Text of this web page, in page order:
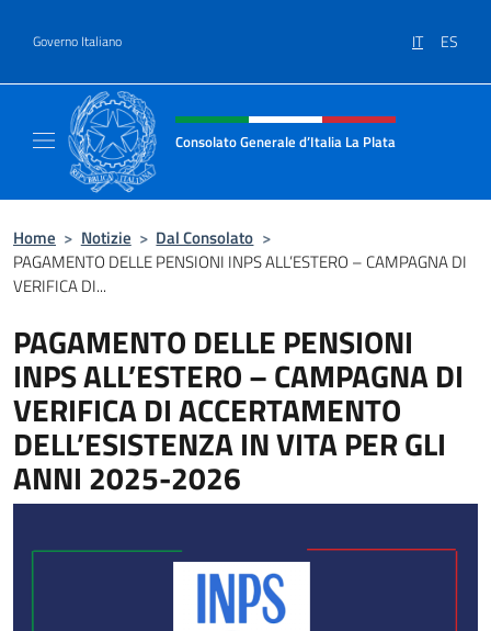
Governo Italiano IT ES
Intestazione sito, social e menù
Consolato Generale d’Italia La Plata
Home > Notizie > Dal Consolato >
PAGAMENTO DELLE PENSIONI INPS ALL’ESTERO – CAMPAGNA DI
VERIFICA DI...
PAGAMENTO DELLE PENSIONI
INPS ALL’ESTERO – CAMPAGNA DI
VERIFICA DI ACCERTAMENTO
DELL’ESISTENZA IN VITA PER GLI
ANNI 2025-2026